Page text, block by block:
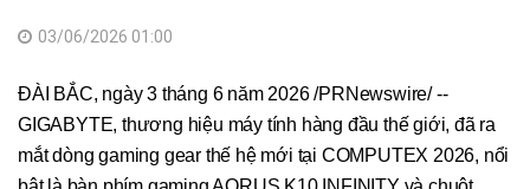
03/06/2026 01:00
ĐÀI BẮC, ngày 3 tháng 6 năm 2026 /PRNewswire/ --
GIGABYTE, thương hiệu máy tính hàng đầu thế giới, đã ra
mắt dòng gaming gear thế hệ mới tại COMPUTEX 2026, nổi